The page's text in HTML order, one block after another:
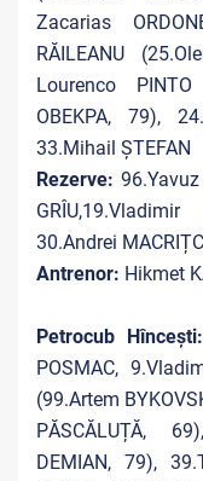
Zacarias
RĂILEANU
Lourenco
OBEKPA, 79),
33.Mihail ȘTEFAN
Rezerve:
30.Andrei
Antrenor: Hikmet
Petrocub Hîncești:
POSMAC,
(99.Artem
PĂSCĂLUȚĂ,
DEMIAN, 79),